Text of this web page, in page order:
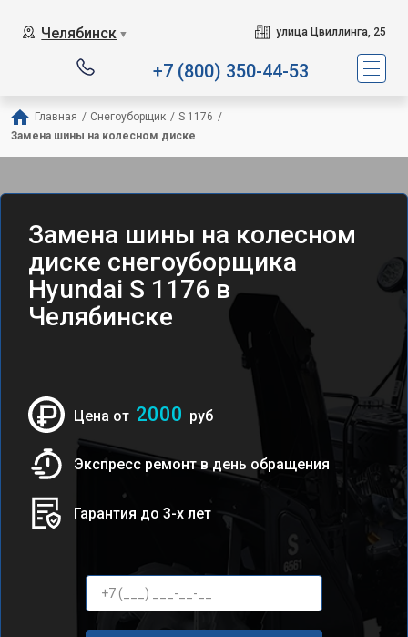
Челябинск ▼ улица Цвиллинга, 25
+7 (800) 350-44-53
Главная / Снегоуборщик / S 1176 /
Замена шины на колесном диске
Замена шины на колесном
диске снегоуборщика
Hyundai S 1176 в
Челябинске
Цена от 2000 руб
Экспресс ремонт в день обращения
Гарантия до 3-х лет